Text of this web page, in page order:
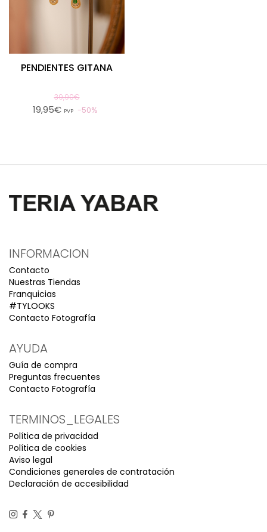
PENDIENTES GITANA
39,90€
19,95€ PVP 50%
INFORMACION
Contacto
Nuestras Tiendas
Franquicias
#TYLOOKS
Contacto Fotografía
AYUDA
Guía de compra
Preguntas frecuentes
Contacto Fotografía
TERMINOS_LEGALES
Política de privacidad
Política de cookies
Aviso legal
Condiciones generales de contratación
Declaración de accesibilidad